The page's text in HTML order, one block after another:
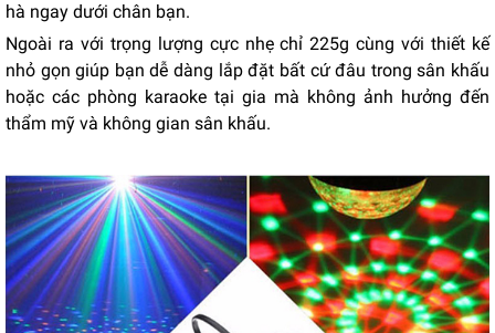
hà ngay dưới chân bạn.
Ngoài ra với trọng lượng cực nhẹ chỉ 225g cùng với thiết kế
nhỏ gọn giúp bạn dễ dàng lắp đặt bất cứ đâu trong sân khấu
hoặc các phòng karaoke tại gia mà không ảnh hưởng đến
thẩm mỹ và không gian sân khấu.